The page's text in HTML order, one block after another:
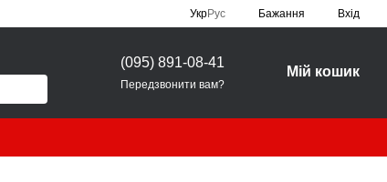
УкрРус Бажання Вхід
(095) 891-08-41
Передзвонити вам?
Мій кошик